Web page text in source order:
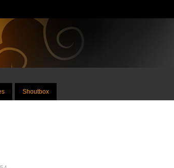
Shoutbox